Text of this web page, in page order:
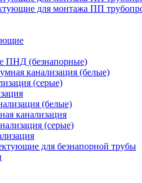
для монтажа ПП
ПНД (безнапорные)
канализация (белые)
(серые)
(белые)
канализация
(серые)
для безнапорной трубы